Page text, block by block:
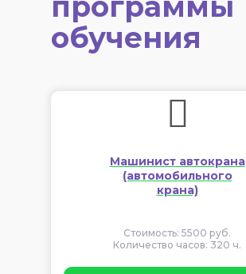
обучения
Машинист автокрана
(автомобильного
крана)
Стоимость: 5500 руб.
Количество часов: 320 ч.